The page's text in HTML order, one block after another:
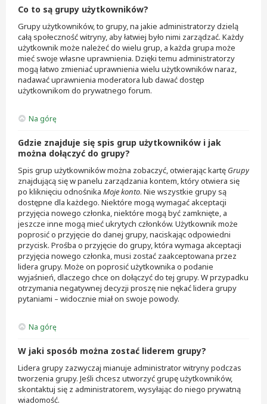
Co to są grupy użytkowników?
Grupy użytkowników, to grupy, na jakie administratorzy dzielą
całą społeczność witryny, aby łatwiej było nimi zarządzać. Każdy
użytkownik może należeć do wielu grup, a każda grupa może
mieć swoje własne uprawnienia. Dzięki temu administratorzy
mogą łatwo zmieniać uprawnienia wielu użytkowników naraz,
nadawać uprawnienia moderatora lub dawać dostęp
użytkownikom do prywatnego forum.
Na górę
Gdzie znajduje się spis grup użytkowników i jak
można dołączyć do grupy?
Spis grup użytkowników można zobaczyć, otwierając kartę Grupy
znajdującą się w panelu zarządzania kontem, który otwiera się
po kliknięciu odnośnika Moje konto. Nie wszystkie grupy są
dostępne dla każdego. Niektóre mogą wymagać akceptacji
przyjęcia nowego członka, niektóre mogą być zamknięte, a
jeszcze inne mogą mieć ukrytych członków. Użytkownik może
poprosić o przyjęcie do danej grupy, naciskając odpowiedni
przycisk. Prośba o przyjęcie do grupy, która wymaga akceptacji
przyjęcia nowego członka, musi zostać zaakceptowana przez
lidera grupy. Może on poprosić użytkownika o podanie
wyjaśnień, dlaczego chce on dołączyć do tej grupy. W przypadku
otrzymania negatywnej decyzji proszę nie nękać lidera grupy
pytaniami – widocznie miał on swoje powody.
Na górę
W jaki sposób można zostać liderem grupy?
Lidera grupy zazwyczaj mianuje administrator witryny podczas
tworzenia grupy. Jeśli chcesz utworzyć grupę użytkowników,
skontaktuj się z administratorem, wysyłając do niego prywatną
wiadomość.